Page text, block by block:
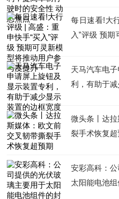
每日速看!大
入”评级 预
天马汽车电
利，有助于
微头条丨达
裂手术恢复超
安彩高科：
太阳能电池